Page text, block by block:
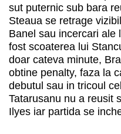
sut puternic sub bara
Steaua se retrage
Banel sau incercari ale
fost scoaterea lui
doar cateva minute,
obtine penalty, faza la
debutul sau in tricoul
Tatarusanu nu a reusit
Ilyes iar partida se